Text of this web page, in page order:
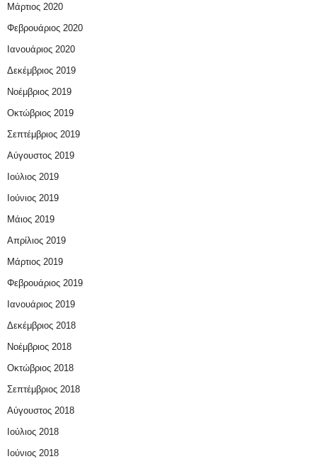
Μάρτιος 2020
Φεβρουάριος 2020
Ιανουάριος 2020
Δεκέμβριος 2019
Νοέμβριος 2019
Οκτώβριος 2019
Σεπτέμβριος 2019
Αύγουστος 2019
Ιούλιος 2019
Ιούνιος 2019
Μάιος 2019
Απρίλιος 2019
Μάρτιος 2019
Φεβρουάριος 2019
Ιανουάριος 2019
Δεκέμβριος 2018
Νοέμβριος 2018
Οκτώβριος 2018
Σεπτέμβριος 2018
Αύγουστος 2018
Ιούλιος 2018
Ιούνιος 2018